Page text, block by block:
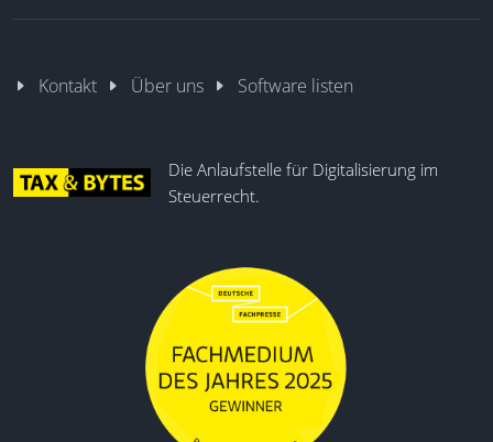
Kontakt Über uns Software listen
Die Anlaufstelle für Digitalisierung im
Steuerrecht.